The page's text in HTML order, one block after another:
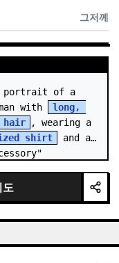
그저께
portrait of a
with
long,
hair
, wearing a
shirt
and a
도